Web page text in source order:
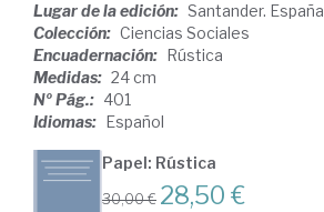
Lugar de la edición: Santander. España
Colección: Ciencias Sociales
Encuadernación: Rústica
Medidas: 24 cm
Nº Pág.: 401
Idiomas: Español
Papel: Rústica
30,00 € 28,50 €